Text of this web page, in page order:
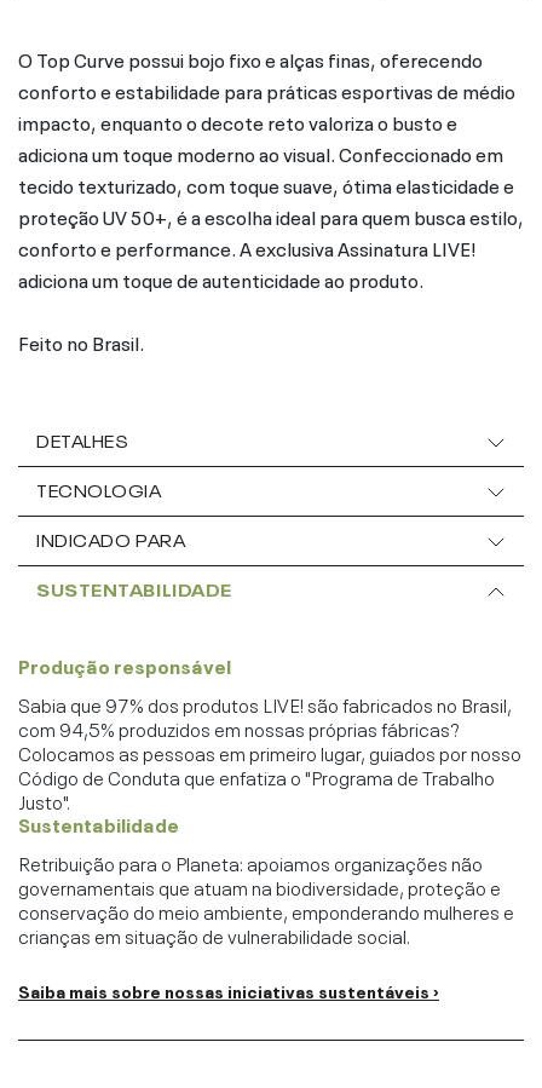
O Top Curve possui bojo fixo e alças finas, oferecendo
conforto e estabilidade para práticas esportivas de médio
impacto, enquanto o decote reto valoriza o busto e
adiciona um toque moderno ao visual. Confeccionado em
tecido texturizado, com toque suave, ótima elasticidade e
proteção UV 50+, é a escolha ideal para quem busca estilo,
conforto e performance. A exclusiva Assinatura LIVE!
adiciona um toque de autenticidade ao produto.
Feito no Brasil.
DETALHES
TECNOLOGIA
INDICADO PARA
SUSTENTABILIDADE
Produção responsável
Sabia que 97% dos produtos LIVE! são fabricados no Brasil,
com 94,5% produzidos em nossas próprias fábricas?
Colocamos as pessoas em primeiro lugar, guiados por nosso
Código de Conduta que enfatiza o "Programa de Trabalho
Justo".
Sustentabilidade
Retribuição para o Planeta: apoiamos organizações não
governamentais que atuam na biodiversidade, proteção e
conservação do meio ambiente, emponderando mulheres e
crianças em situação de vulnerabilidade social.
Saiba mais sobre nossas iniciativas sustentáveis ›